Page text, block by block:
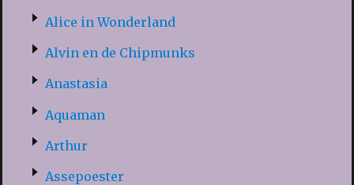
Alice in Wonderland
Alvin en de Chipmunks
Anastasia
Aquaman
Arthur
Assepoester